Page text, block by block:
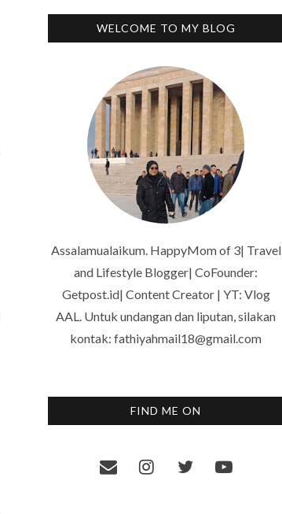
WELCOME TO MY BLOG
Assalamualaikum. HappyMom of 3| Travel
and Lifestyle Blogger| CoFounder:
Getpost.id| Content Creator | YT: Vlog
AAL. Untuk undangan dan liputan, silakan
kontak: fathiyahmail18@gmail.com
FIND ME ON